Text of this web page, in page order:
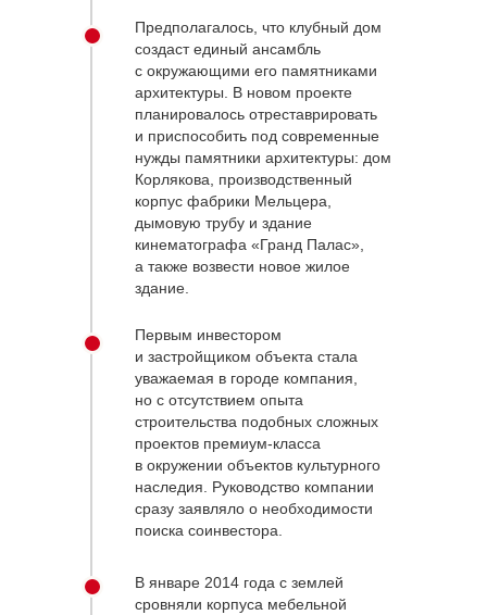
Предполагалось, что клубный дом
создаст единый ансамбль
с окружающими его памятниками
архитектуры. В новом проекте
планировалось отреставрировать
и приспособить под современные
нужды памятники архитектуры: дом
Корлякова, производственный
корпус фабрики Мельцера,
дымовую трубу и здание
кинематографа «Гранд Палас»,
а также возвести новое жилое
здание.
Первым инвестором
и застройщиком объекта стала
уважаемая в городе компания,
но с отсутствием опыта
строительства подобных сложных
проектов премиум-класса
в окружении объектов культурного
наследия. Руководство компании
сразу заявляло о необходимости
поиска соинвестора.
В январе 2014 года с землей
сровняли корпуса мебельной